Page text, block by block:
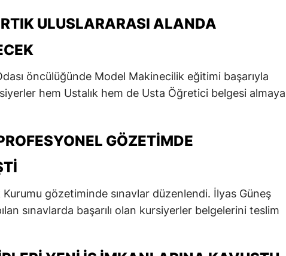
Edirne
Erzincan
Gaziantep
ULUSLARARASI ALANDA
öncülüğünde Model Makinecilik eğitimi başarıyla
hem Ustalık hem de Usta Öğretici belgesi almaya
GÖZETIMDE
gözetiminde sınavlar düzenlendi. İlyas Güneş
sınavlarda başarılı olan kursiyerler belgelerini teslim